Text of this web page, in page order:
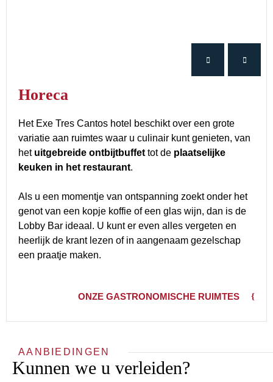
Horeca
Het Exe Tres Cantos hotel beschikt over een grote
variatie aan ruimtes waar u culinair kunt genieten, van
hetuitgebreide ontbijtbuffet tot de plaatselijke
keuken in het restaurant.
Als u een momentje van ontspanning zoekt onder het
genot van een kopje koffie of een glas wijn, dan is de
Lobby Bar ideaal. U kunt er even alles vergeten en
heerlijk de krant lezen of in aangenaam gezelschap
een praatje maken.
ONZE GASTRONOMISCHE RUIMTES
AANBIEDINGEN
Kunnen we u verleiden?